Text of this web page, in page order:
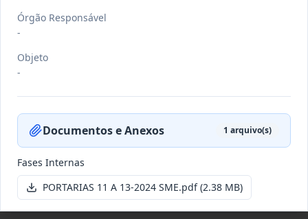
-/- PORT nº 031 GB/2026
Data:20/07/2026 Ver detalhes
Órgão Responsável
-
Objeto
-
Documentos e Anexos 1 arquivo(s)
Fases Internas
PORTARIAS 11 A 13-2024 SME.pdf(2.38 MB)